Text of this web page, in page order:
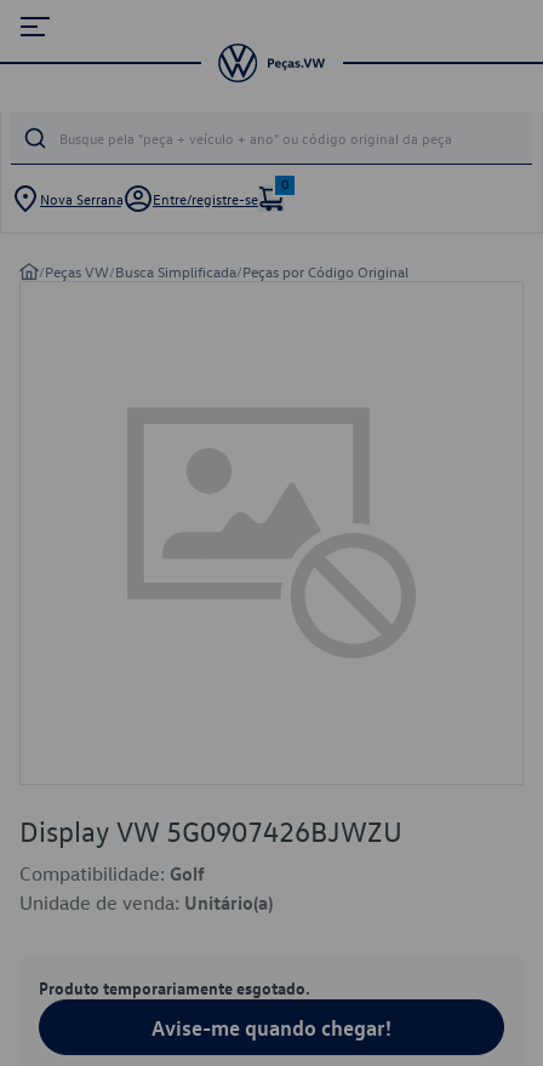
Nova Serrana Entre/registre-se
0
/Peças VW/Busca Simplificada/Peças por Código Original
Display VW 5G0907426BJWZU
Compatibilidade: Golf
Unidade de venda: Unitário(a)
Produto temporariamente esgotado.
Avise-me quando chegar!